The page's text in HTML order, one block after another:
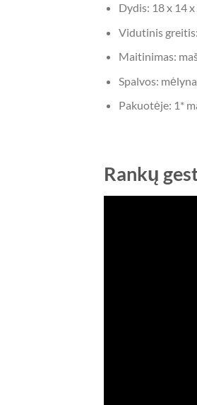
Dydis: 18 x 14 x
Vidutinis
Maitinimas:
Spalvos:
Pakuotėje: 1*
Rankų